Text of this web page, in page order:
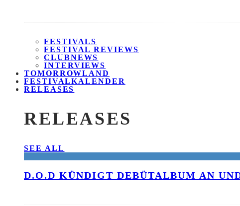
FESTIVALS
FESTIVAL REVIEWS
CLUBNEWS
INTERVIEWS
TOMORROWLAND
FESTIVALKALENDER
RELEASES
RELEASES
SEE ALL
D.O.D KÜNDIGT DEBÜTALBUM AN